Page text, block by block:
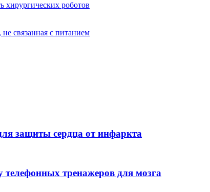
хирургических роботов
связанная с питанием
защиты сердца от инфаркта
телефонных тренажеров для мозга